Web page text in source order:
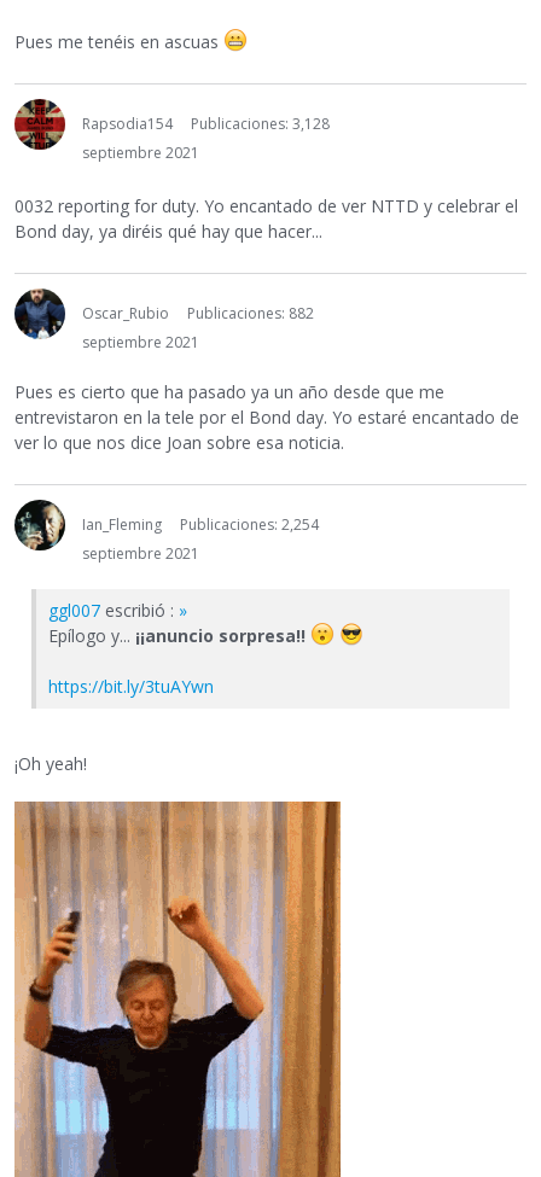
Pues me tenéis en ascuas
Rapsodia154
Publicaciones: 3,128
septiembre 2021
0032 reporting for duty. Yo encantado de ver NTTD y celebrar el
Bond day, ya diréis qué hay que hacer...
Oscar_Rubio
Publicaciones: 882
septiembre 2021
Pues es cierto que ha pasado ya un año desde que me
entrevistaron en la tele por el Bond day. Yo estaré encantado de
ver lo que nos dice Joan sobre esa noticia.
Ian_Fleming
Publicaciones: 2,254
septiembre 2021
ggl007 escribió : »
Epílogo y... ¡¡anuncio sorpresa!!
https://bit.ly/3tuAYwn
¡Oh yeah!